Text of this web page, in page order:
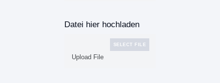
Datei hier hochladen
SELECT FILE
Upload File